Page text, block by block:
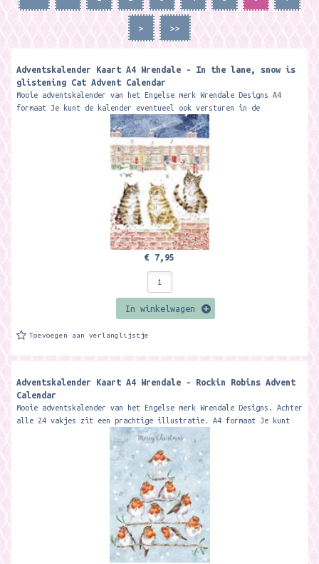
> >>
Adventskalender Kaart A4 Wrendale - In the lane, snow is
glistening Cat Advent Calendar
Mooie adventskalender van het Engelse merk Wrendale Designs A4
formaat Je kunt de kalender eventueel ook versturen in de
bijgeleverder kraft bruine...
€ 7,95
In winkelwagen
Toevoegen aan verlanglijstje
Adventskalender Kaart A4 Wrendale - Rockin Robins Advent
Calendar
Mooie adventskalender van het Engelse merk Wrendale Designs. Achter
alle 24 vakjes zit een prachtige illustratie. A4 formaat Je kunt